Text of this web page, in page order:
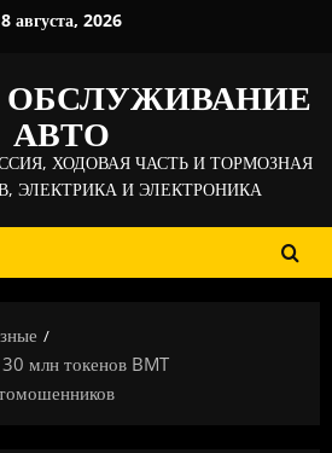
8 августа, 2026
АВТО
ХОДОВАЯ ЧАСТЬ И ТОРМОЗНАЯ
ЭЛЕКТРИКА И ЭЛЕКТРОНИКА
млн токенов BMT